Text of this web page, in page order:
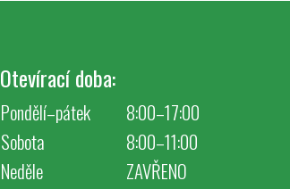
Otevírací doba:
Pondělí–pátek
8:00–17:00
Sobota
8:00–11:00
Neděle
ZAVŘENO